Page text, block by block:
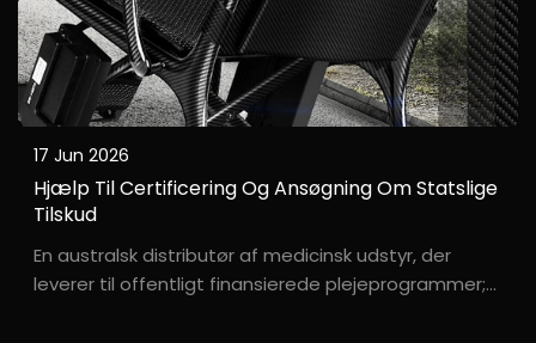
17 Jun 2026
Hjælp Til Certificering Og Ansøgning Om Statslige
Tilskud
En australsk distributør af medicinsk udstyr, der
leverer til offentligt finansierede plejeprogrammer;